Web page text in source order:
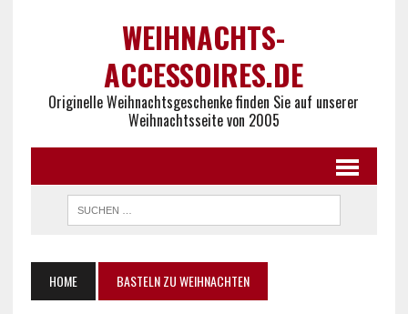
WEIHNACHTS-
ACCESSOIRES.DE
Originelle Weihnachtsgeschenke finden Sie auf unserer
Weihnachtsseite von 2005
HOME BASTELN ZU WEIHNACHTEN